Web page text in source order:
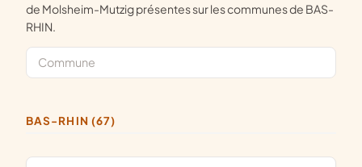
de Molsheim-Mutzig présentes sur les communes de BAS-
RHIN.
BAS-RHIN (67)